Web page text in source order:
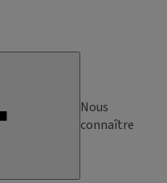
Nous
connaître